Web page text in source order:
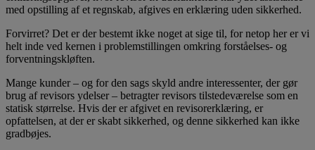
med opstilling af et regnskab, afgives en erklæring uden sikkerhed.
Forvirret? Det er der bestemt ikke noget at sige til, for netop her er vi
helt inde ved kernen i problemstillingen omkring forståelses- og
forventningskløften.
Mange kunder – og for den sags skyld andre interessenter, der gør
brug af revisors ydelser – betragter revisors tilstedeværelse som en
statisk størrelse. Hvis der er afgivet en revisorerklæring, er
opfattelsen, at der er skabt sikkerhed, og denne sikkerhed kan ikke
gradbøjes.